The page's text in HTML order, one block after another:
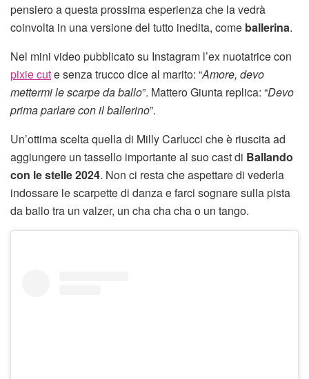
pensiero a questa prossima esperienza che la vedrà
coinvolta in una versione del tutto inedita, come ballerina.
Nel mini video pubblicato su Instagram l’ex nuotatrice con
pixie cute senza trucco dice al marito: “Amore, devo
mettermi le scarpe da ballo”. Mattero Giunta replica: “Devo
prima parlare con il ballerino”.
Un’ottima scelta quella di Milly Carlucci che è riuscita ad
aggiungere un tassello importante al suo cast di Ballando
con le stelle 2024. Non ci resta che aspettare di vederla
indossare le scarpette di danza e farci sognare sulla pista
da ballo tra un valzer, un cha cha cha o un tango.